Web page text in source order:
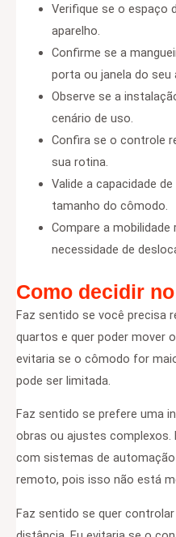
Verifique se o espaço
aparelho.
Confirme se a
porta ou janela do seu
Observe se a
cenário de uso.
Confira se o controle
sua rotina.
Valide a capacidade
tamanho do cômodo.
Compare a
necessidade de
Como decidir
Faz sentido se você precisa
quartos e quer poder mover
evitaria se o cômodo for
pode ser limitada.
Faz sentido se prefere uma
obras ou ajustes complexos.
com sistemas de
remoto, pois isso não está
Faz sentido se quer